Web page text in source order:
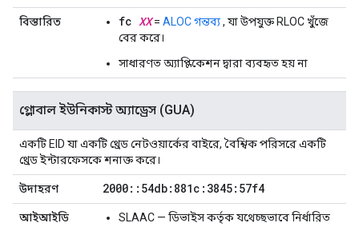
বিস্তারিত fc XX= ALOC গন্তব্য, যা উপযুক্ত RLOC খুঁজে
বের করে।
সাধারণত অ্যাপ্লিকেশন দ্বারা ব্যবহৃত হয় না
গ্লোবাল ইউনিকাস্ট অ্যাড্রেস (GUA)
একটি EID যা একটি থ্রেড নেটওয়ার্কের বাইরে, বৈশ্বিক পরিসরে একটি
থ্রেড ইন্টারফেসকে শনাক্ত করে।
উদাহরণ 2000:: 54db:881c:3845:57f4
আইআইডি
SLAAC — ডিভাইস কর্তৃক যথেচ্ছভাবে নির্ধারিত